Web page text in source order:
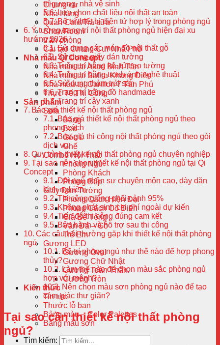
Chung cư
Nhà Hàng
Quán Cafe/Trà sữa
ShowRoom
Văn phòng
Cải tạo Chung Cư/ Nhà Phố
Nhà mẫu QI Concept
Nhà mẫu tại Akari Bình Tân
Nhà mẫu tại Safira Khang Điền
Nhà mẫu tại Carillon 7 Tân Phú
Thực Tế Thi Công
Sản phẩm
Sofa
Băng
Bed
Góc L
Ghế
Combo Nội Thất
Phòng Ngủ
Phòng Khách
Phòng Bếp
Giấy Dán Tường
Phong Cách Hiện Đại
Phong Cách Cổ Điển
Giả Bê Tông
Vân Đá – Gỗ
Trẻ Em
Gương LED
Gương Oval
Gương Chữ Nhật
Gương Toàn Thân
Gương Tròn
Kiến thức
Tin tức
Thước lỗ ban
Bảng màu – Color Palettes
Bảng màu sơn
Tìm kiếm:
trí gương, nhà vệ sinh
Lựa chọn chất liệu nội thất an toàn
Bố trí thiết bị điện tử hợp lý trong phòng ngủ
Ý tưởng trang trí nội thất phòng ngủ hiện đại xu
hướng 2026
Sử dụng các món đồ nội thất gỗ
Sử dụng giấy dán tường
Trang trí bằng kệ, tủ treo tường
Trang trí bằng tranh ảnh nghệ thuật
Sử dụng thảm trải sàn
Trang trí bằng đồ handmade
Trang trí cây xanh
Báo giá thiết kế nội thất phòng ngủ
Báo giá thiết kế nội thất phòng ngủ theo
phong cách
Báo giá thi công nội thất phòng ngủ theo gói
dịch vụ
Quy trình thiết kế nội thất phòng ngủ chuyên nghiệp
Tại sao nên chọn thiết kế nội thất phòng ngủ tại Qi
Concept
Đội ngũ nhân sự chuyên môn cao, dày dặn
kinh nghiệm
Thi công giống phối cảnh 95%
Không phát sinh chi phí ngoài dự kiến
Tiến độ thi công đúng cam kết
Bảo hành và hỗ trợ sau thi công
Các câu hỏi thường gặp khi thiết kế nội thất phòng
ngủ
Bố trí phòng ngủ như thế nào để hợp phong
thủy?
Làm thế nào để chọn màu sắc phòng ngủ
hợp với mệnh?
Nên chọn màu sơn phòng ngủ nào để tạo
cảm giác thư giãn?
Tại sao cần thiết kế nội thất phòng
ngủ?